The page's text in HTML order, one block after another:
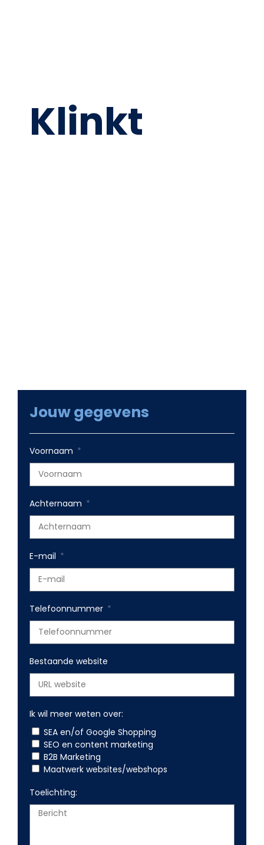
Klinkt
Jouw gegevens
Voornaam
Achternaam
E-mail
Telefoonnummer
Bestaande website
Ik wil meer weten over:
SEA en/of Google Shopping
SEO en content marketing
B2B Marketing
Maatwerk websites/webshops
Toelichting: